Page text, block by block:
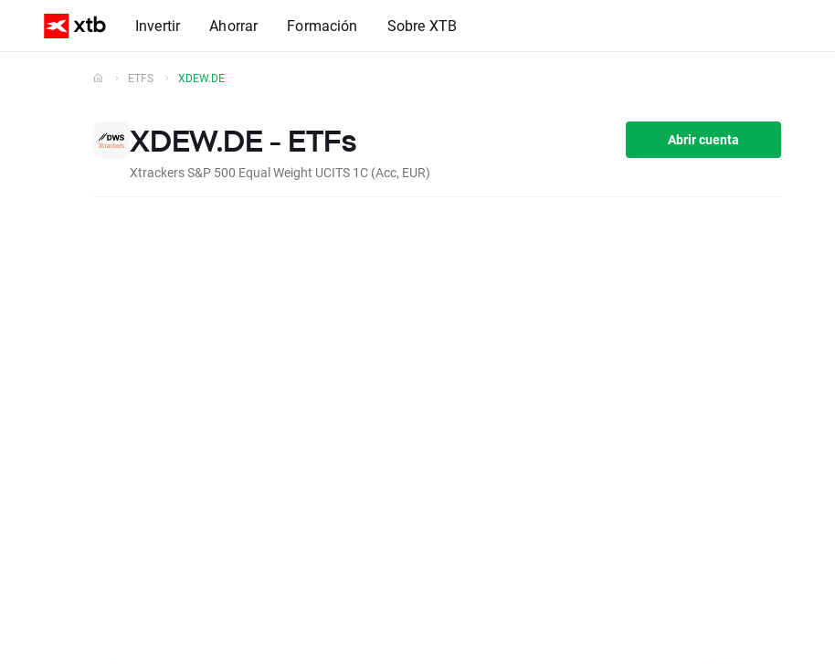
Invertir Ahorrar Formación Sobre XTB
ETFS XDEW.DE
XDEW.DE - ETFs
Xtrackers S&P 500 Equal Weight UCITS 1C (Acc, EUR)
Abrir cuenta